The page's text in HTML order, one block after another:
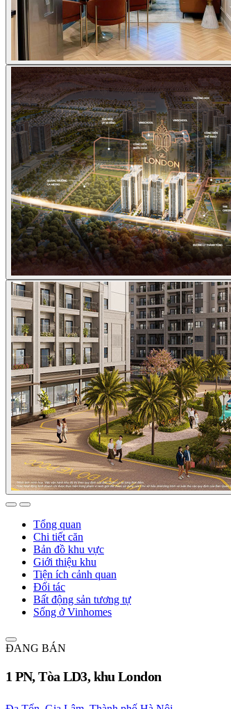
Tổng quan
Chi tiết căn
Bản đồ khu vực
Giới thiệu khu
Tiện ích cảnh quan
Đối tác
Bất động sản tương tự
Sống ở Vinhomes
ĐANG BÁN
1 PN, Tòa LD3, khu London